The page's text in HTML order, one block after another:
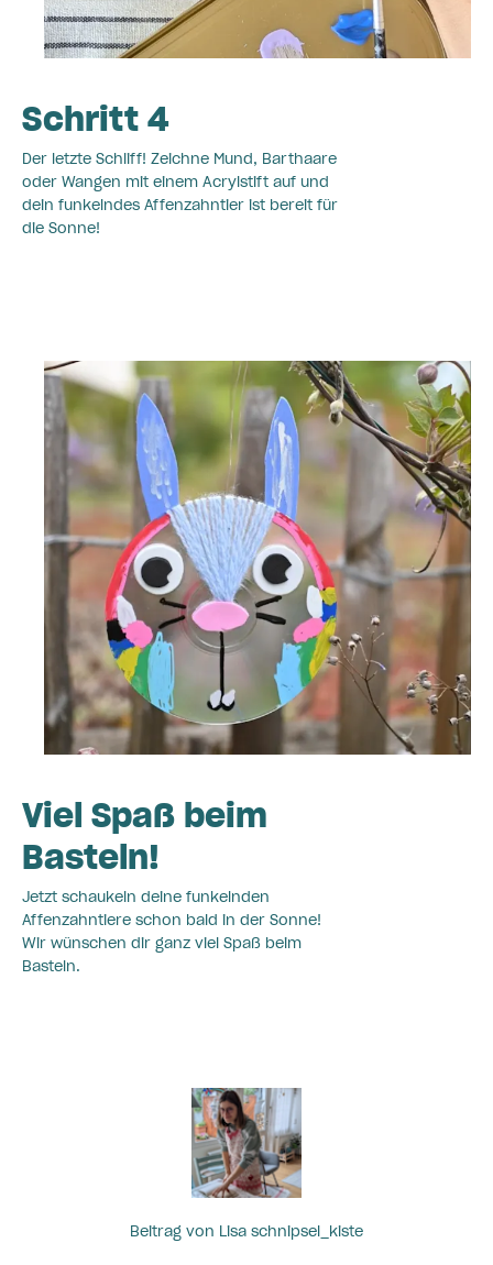
Schritt 4
Der letzte Schliff! Zeichne Mund, Barthaare
oder Wangen mit einem Acrylstift auf und
dein funkelndes Affenzahntier ist bereit für
die Sonne!
Viel Spaß beim
Basteln!
Jetzt schaukeln deine funkelnden
Affenzahntiere schon bald in der Sonne!
Wir wünschen dir ganz viel Spaß beim
Basteln.
Beitrag von Lisa schnipsel_kiste